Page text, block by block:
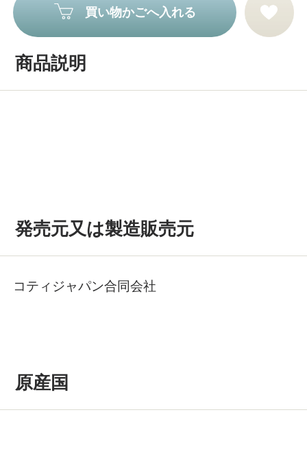
買い物かごへ入れる
商品説明
発売元又は製造販売元
コティジャパン合同会社
原産国